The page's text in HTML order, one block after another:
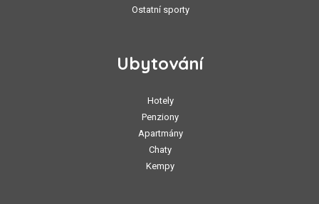
Ostatní sporty
Ubytování
Hotely
Penziony
Apartmány
Chaty
Kempy